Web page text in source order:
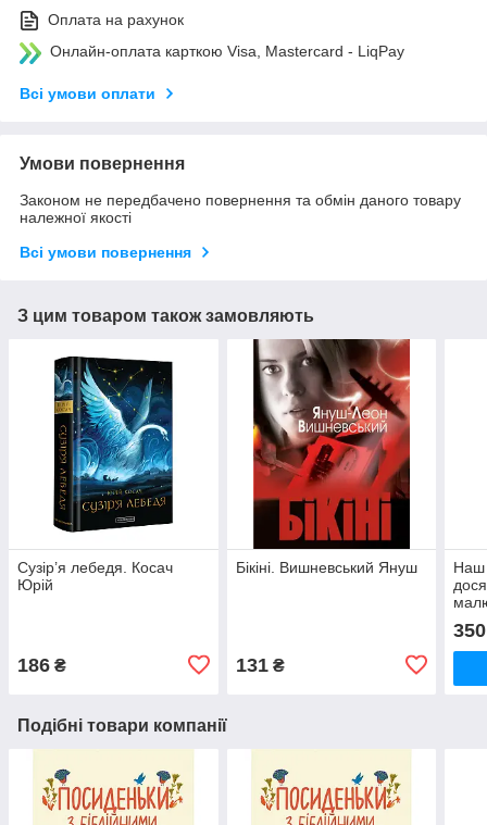
Оплата на рахунок
Онлайн-оплата карткою Visa, Mastercard - LiqPay
Всі умови оплати
Умови повернення
Законом не передбачено повернення та обмін даного товару
належної якості
Всі умови повернення
З цим товаром також замовляють
Сузір’я лебедя. Косач
Юрій
186 ₴
Бікіні. Вишневський Януш
131₴
Наш
350
Подібні товари компанії